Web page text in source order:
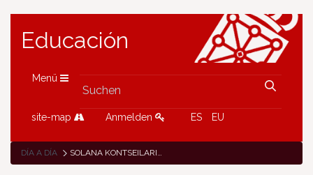
Educación
Menü
site-map Anmelden ES EU
DÍA A DÍA SOLANA KONTSEILARIAK “EUROPEA-ESPAÑA 2017” BILTZARRAREN AMAIERA EKITALDIAN PARTE HARTU DU